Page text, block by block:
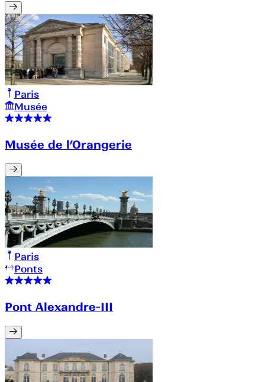
Paris
Musée
Musée de l’Orangerie
Paris
Ponts
Pont Alexandre-III